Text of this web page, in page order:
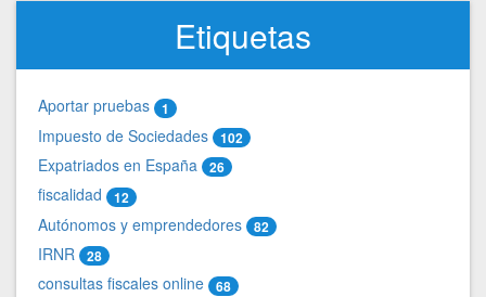
Etiquetas
Aportar pruebas 1
Impuesto de Sociedades 102
Expatriados en España 26
fiscalidad 12
Autónomos y emprendedores 82
IRNR 28
consultas fiscales online 68